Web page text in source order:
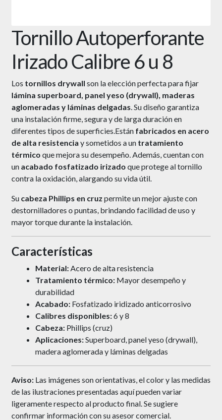
Tornillo Autoperforante
Irizado Calibre 6 u 8
Los tornillos drywall son la elección perfecta para fijar
lámina superboard, panel yeso (drywall), maderas
aglomeradas y láminas delgadas . Su diseño garantiza
una instalación firme, segura y de larga duración en
diferentes tipos de superficies.Están fabricados en acero
de alta resistencia y sometidos a un tratamiento
térmico que mejora su desempeño. Además, cuentan con
un acabado fosfatizado irizado que protege al tornillo
contra la oxidación, alargando su vida útil.
Su cabeza Phillips en cruz permite un mejor ajuste con
destornilladores o puntas, brindando facilidad de uso y
mayor torque durante la instalación.
Características
Material:Acero de alta resistencia
Tratamiento térmico:Mayor desempeño y
durabilidad
Acabado:Fosfatizado iridizado anticorrosivo
Calibres disponibles:6 y 8
Cabeza:Phillips (cruz)
Aplicaciones:Superboard, panel yeso (drywall),
madera aglomerada y láminas delgadas
Aviso: Las imágenes son orientativas, el color y las medidas
de las ilustraciones presentadas aquí pueden variar
ligeramente respecto al producto final. Se sugiere
confirmar información con su asesor comercial.